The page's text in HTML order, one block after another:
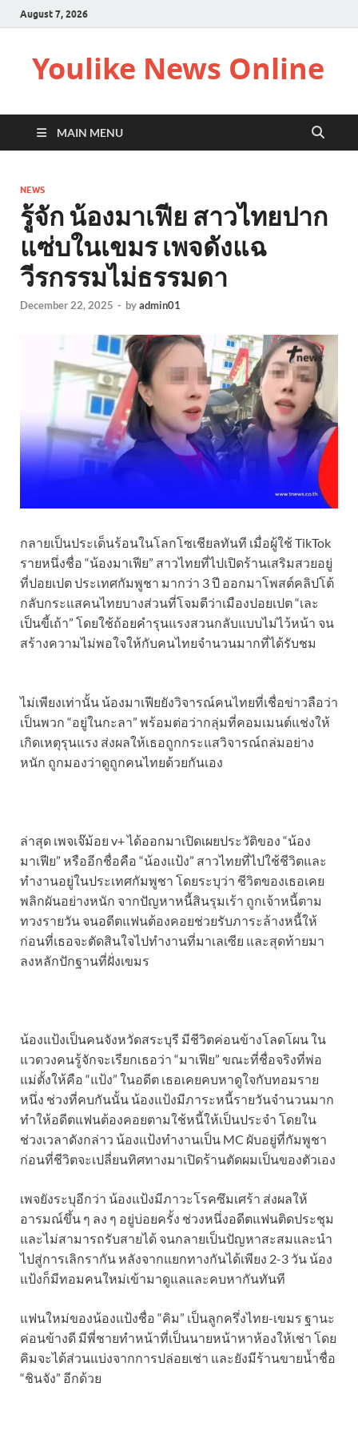
August 7, 2026
Youlike News Online
MAIN MENU
NEWS
รู้จัก น้องมาเฟีย สาวไทยปาก
แซ่บในเขมร เพจดังแฉ
วีรกรรมไม่ธรรมดา
December 22, 2025 - byadmin01
กลายเป็นประเด็นร้อนในโลกโซเชียลทันที เมื่อผู้ใช้ TikTok
รายหนึ่งชื่อ “น้องมาเฟีย” สาวไทยที่ไปเปิดร้านเสริมสวยอยู่
ที่ปอยเปต ประเทศกัมพูชา มากว่า 3 ปี ออกมาโพสต์คลิปโต้
กลับกระแสคนไทยบางส่วนที่โจมตีว่าเมืองปอยเปต “เละ
เป็นขี้เถ้า” โดยใช้ถ้อยคำรุนแรงสวนกลับแบบไม่ไว้หน้า จน
สร้างความไม่พอใจให้กับคนไทยจำนวนมากที่ได้รับชม
ไม่เพียงเท่านั้น น้องมาเฟียยังวิจารณ์คนไทยที่เชื่อข่าวลือว่า
เป็นพวก “อยู่ในกะลา” พร้อมต่อว่ากลุ่มที่คอมเมนต์แช่งให้
เกิดเหตุรุนแรง ส่งผลให้เธอถูกกระแสวิจารณ์ถล่มอย่าง
หนัก ถูกมองว่าดูถูกคนไทยด้วยกันเอง
ล่าสุด เพจเจ๊ม้อย v+ ได้ออกมาเปิดเผยประวัติของ “น้อง
มาเฟีย” หรืออีกชื่อคือ “น้องแป้ง” สาวไทยที่ไปใช้ชีวิตและ
ทำงานอยู่ในประเทศกัมพูชา โดยระบุว่า ชีวิตของเธอเคย
พลิกผันอย่างหนัก จากปัญหาหนี้สินรุมเร้า ถูกเจ้าหนี้ตาม
ทวงรายวัน จนอดีตแฟนต้องคอยช่วยรับภาระล้างหนี้ให้
ก่อนที่เธอจะตัดสินใจไปทำงานที่มาเลเซีย และสุดท้ายมา
ลงหลักปักฐานที่ฝั่งเขมร
น้องแป้งเป็นคนจังหวัดสระบุรี มีชีวิตค่อนข้างโลดโผน ใน
แวดวงคนรู้จักจะเรียกเธอว่า “มาเฟีย” ขณะที่ชื่อจริงที่พ่อ
แม่ตั้งให้คือ “แป้ง” ในอดีต เธอเคยคบหาดูใจกับทอมราย
หนึ่ง ช่วงที่คบกันนั้น น้องแป้งมีภาระหนี้รายวันจำนวนมาก
ทำให้อดีตแฟนต้องคอยตามใช้หนี้ให้เป็นประจำ โดยใน
ช่วงเวลาดังกล่าว น้องแป้งทำงานเป็น MC ผับอยู่ที่กัมพูชา
ก่อนที่ชีวิตจะเปลี่ยนทิศทางมาเปิดร้านตัดผมเป็นของตัวเอง
เพจยังระบุอีกว่า น้องแป้งมีภาวะโรคซึมเศร้า ส่งผลให้
อารมณ์ขึ้น ๆ ลง ๆ อยู่บ่อยครั้ง ช่วงหนึ่งอดีตแฟนติดประชุม
และไม่สามารถรับสายได้ จนกลายเป็นปัญหาสะสมและนำ
ไปสู่การเลิกรากัน หลังจากแยกทางกันได้เพียง 2-3 วัน น้อง
แป้งก็มีทอมคนใหม่เข้ามาดูแลและคบหากันทันที
แฟนใหม่ของน้องแป้งชื่อ “คิม” เป็นลูกครึ่งไทย-เขมร ฐานะ
ค่อนข้างดี มีพี่ชายทำหน้าที่เป็นนายหน้าหาห้องให้เช่า โดย
คิมจะได้ส่วนแบ่งจากการปล่อยเช่า และยังมีร้านขายน้ำชื่อ
“ชินจัง” อีกด้วย